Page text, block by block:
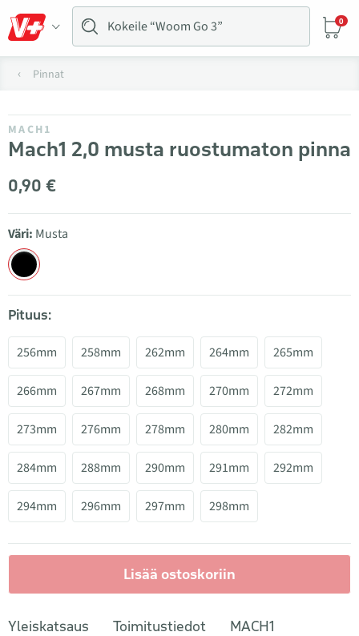
0
Pinnat
MACH1
Mach1 2,0 musta ruostumaton pinna
0,90 €
Väri: Musta
Pituus:
256mm 258mm 262mm 264mm 265mm
266mm 267mm 268mm 270mm 272mm
273mm 276mm 278mm 280mm 282mm
284mm 288mm 290mm 291mm 292mm
294mm 296mm 297mm 298mm
Lisää ostoskoriin
Yleiskatsaus Toimitustiedot MACH1